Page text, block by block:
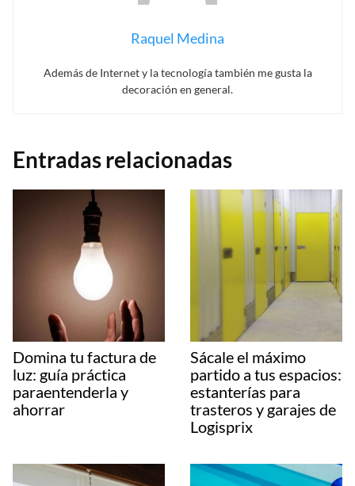
Raquel Medina
Además de Internet y la tecnología también me gusta la
decoración en general.
Entradas relacionadas
Domina tu factura de
luz: guía práctica
paraentenderla y
ahorrar
Sácale el máximo
partido a tus espacios:
estanterías para
trasteros y garajes de
Logisprix